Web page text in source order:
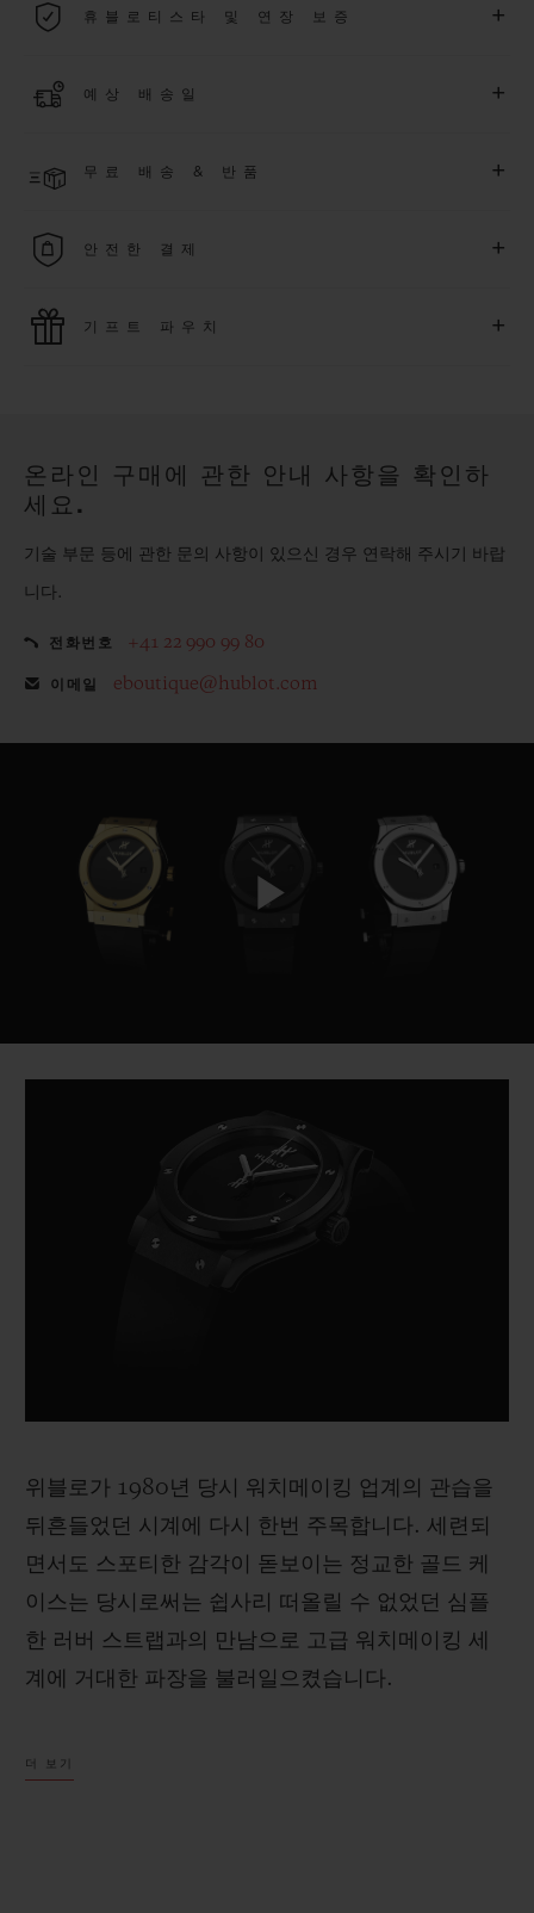
용됩니다.휴블로티스타 및 연장 보증 +
에 대해5 년 추가 워런티 혜택
또한 다양
더 알아보기
예상 배송일 +
다. *재고 상황에 따라 달라질 수 있습니다*.
무료 배송 & 반품 +
을 누려보세요
안전한 결제 +
모든 제품은 빠르고 안전하게 결제가 가능하며, 개인정보를 안
기프트 파우치 +
온라인 구매에 관한 안내 사항을 확인하
세요.
기술 부문 등에 관한 문의 사항이 있으신 경우 연락해 주시기 바랍
니다.
전화번호 +41 22 990 99 80
이메일 eboutique@hublot.com
Play
Video
위블로가 1980년 당시 워치메이킹 업계의 관습을
뒤흔들었던 시계에 다시 한번 주목합니다. 세련되
면서도 스포티한 감각이 돋보이는 정교한 골드 케
이스는 당시로써는 쉽사리 떠올릴 수 없었던 심플
한 러버 스트랩과의 만남으로 고급 워치메이킹 세
계에 거대한 파장을 불러일으켰습니다.
색다른 시계 제품을 원했던 시계 애호가의 마음을
더 보기